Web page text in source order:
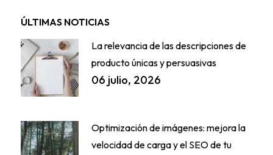
ÚLTIMAS NOTICIAS
La relevancia de las descripciones de
producto únicas y persuasivas
06 julio, 2026
Optimización de imágenes: mejora la
velocidad de carga y el SEO de tu